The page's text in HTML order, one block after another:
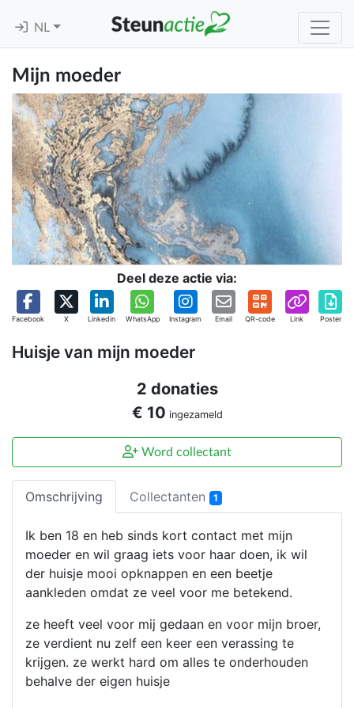
NL
Mijn moeder
Deel deze actie via:
Facebook X Linkedin WhatsApp Instagram Email QR-code Link Poster
Huisje van mijn moeder
2 donaties
€ 10 ingezameld
Word collectant
Omschrijving Collectanten 1
Ik ben 18 en heb sinds kort contact met mijn
moeder en wil graag iets voor haar doen, ik wil
der huisje mooi opknappen en een beetje
aankleden omdat ze veel voor me betekend.
ze heeft veel voor mij gedaan en voor mijn broer,
ze verdient nu zelf een keer een verassing te
krijgen. ze werkt hard om alles te onderhouden
behalve der eigen huisje